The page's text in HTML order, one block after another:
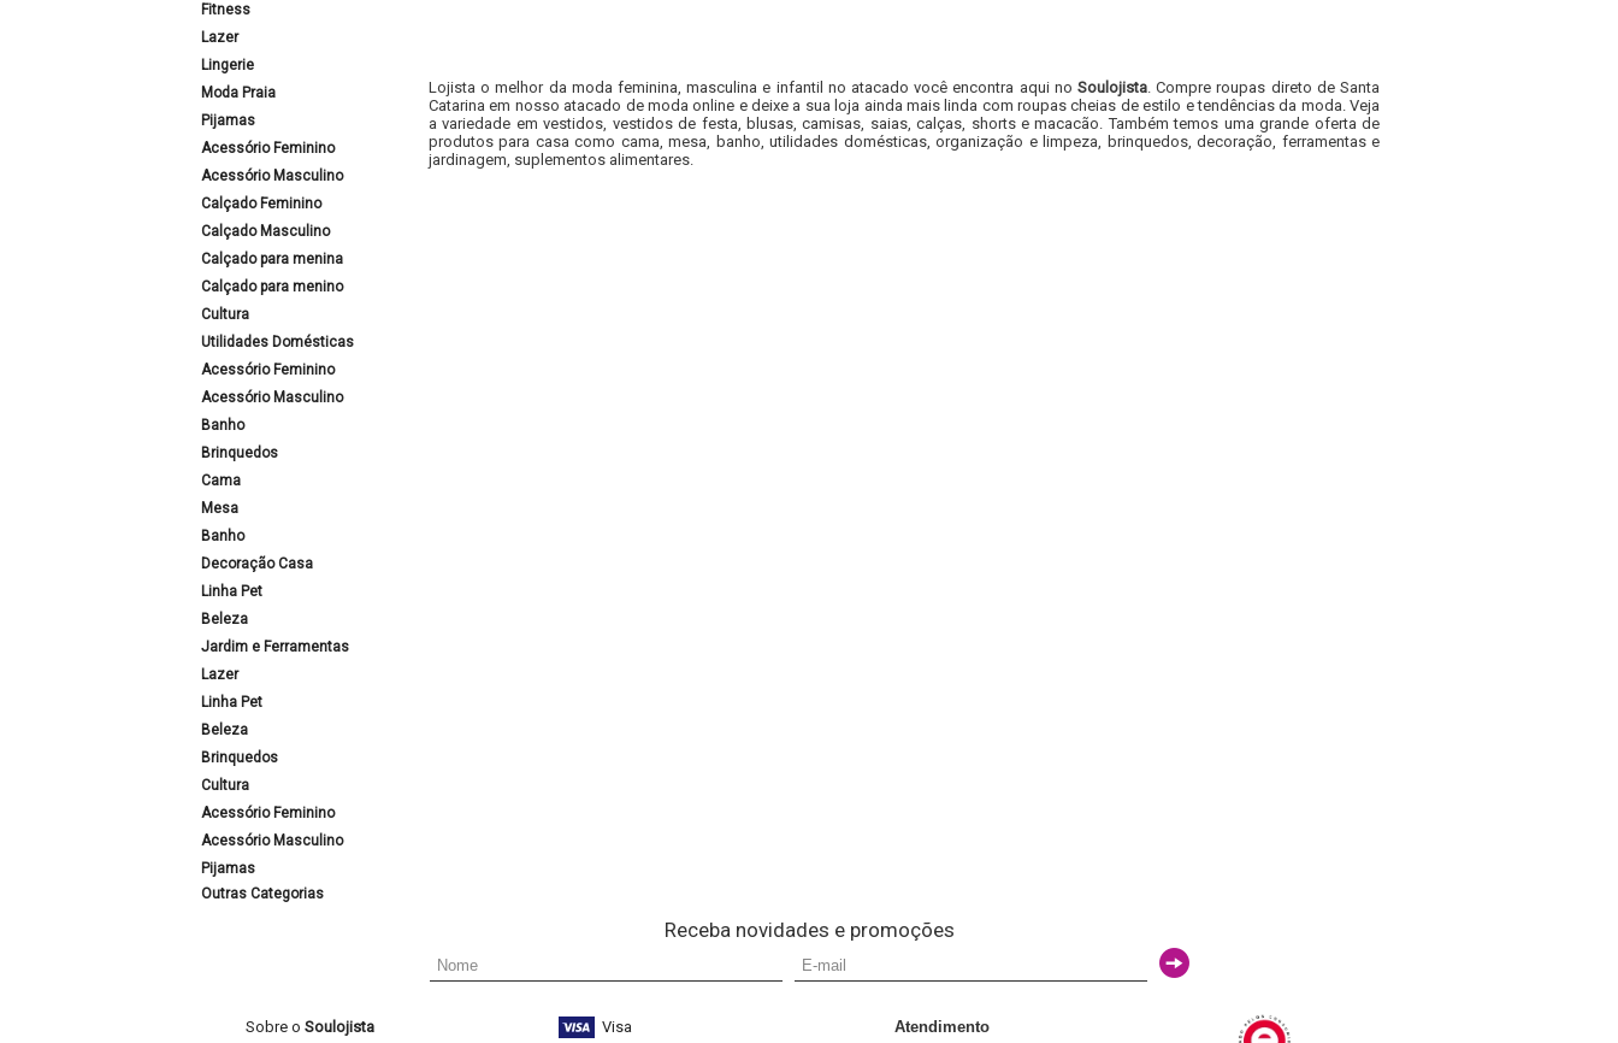
Fitness
Lazer
Lingerie
Moda Praia
Pijamas
Acessório Feminino
Acessório Masculino
Calçado Feminino
Calçado Masculino
Calçado para menina
Calçado para menino
Cultura
Utilidades Domésticas
Acessório Feminino
Acessório Masculino
Banho
Brinquedos
Cama
Mesa
Banho
Decoração Casa
Linha Pet
Beleza
Jardim e Ferramentas
Lazer
Linha Pet
Beleza
Brinquedos
Cultura
Acessório Feminino
Acessório Masculino
Pijamas
Outras Categorias
Lojista o melhor da moda feminina, masculina e infantil no atacado você encontra aqui no Soulojista. Compre roupas direto de Santa
Catarina em nosso atacado de moda online e deixe a sua loja ainda mais linda com roupas cheias de estilo e tendências da moda. Veja
a variedade em vestidos, vestidos de festa, blusas, camisas, saias, calças, shorts e macacão. Também temos uma grande oferta de
produtos para casa como cama, mesa, banho, utilidades domésticas, organização e limpeza, brinquedos, decoração, ferramentas e
jardinagem, suplementos alimentares.
Receba novidades e promoções
Sobre o Soulojista Visa Atendimento